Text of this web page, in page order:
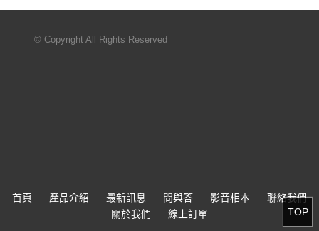
TOP
© Copyright All Rights Reserved
首頁 產品介紹 最新訊息 問與答 影音相本
聯絡我們
關於我們
線上訂單